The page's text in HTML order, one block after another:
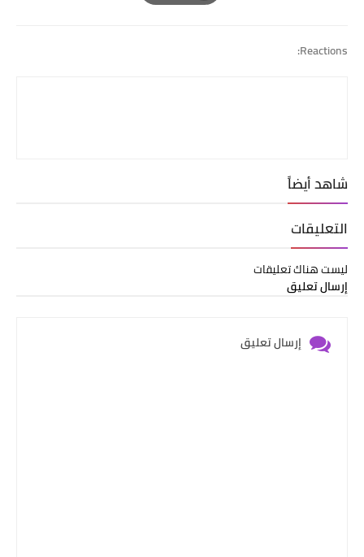
Print
Reactions:
شاهد أيضاً
التعليقات
ليست هناك تعليقات
إرسال تعليق
إرسال تعليق